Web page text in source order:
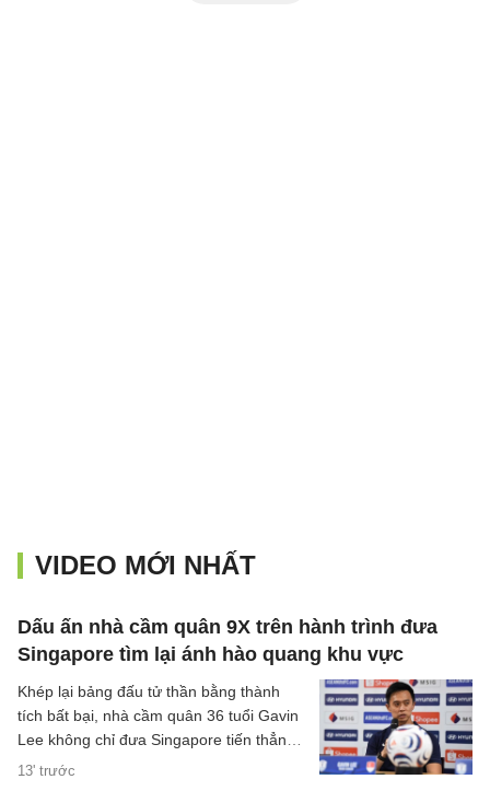
VIDEO MỚI NHẤT
Dấu ấn nhà cầm quân 9X trên hành trình đưa
Singapore tìm lại ánh hào quang khu vực
13' trước
Khép lại bảng đấu tử thần bằng thành
tích bất bại, nhà cầm quân 36 tuổi Gavin
Lee không chỉ đưa Singapore tiến thẳng
vào bán kết ASEAN Cup 2026, mà còn